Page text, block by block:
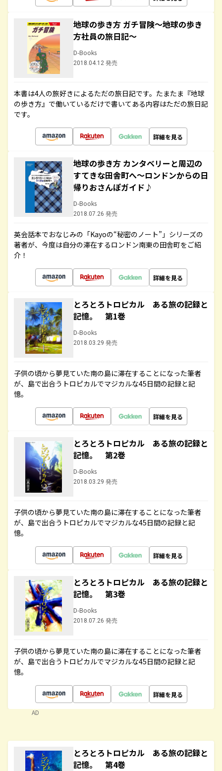
地球の歩き方 ガチ冒険～地球の歩き
方社員の旅日記～
D-Books
2018.04.12 発売
本書は4人の旅好きによるただの旅日記です。たまたま『地球
の歩き方』で働いているだけで書いてある内容はただの旅日記
です。
詳細を見る
地球の歩き方 カンタベリーと周辺の
すてきな田舎町へ～ロンドンからの日
帰りおさんぽガイド♪
D-Books
2018.07.26 発売
英会話本でおなじみの「Kayoの“秘密のノート”」シリーズの
著者が、今度は自分の滞在するロンドン南東の田舎町をご紹
介！
詳細を見る
とろとろトロピカル ある旅の記録と
記憶。 第1巻
D-Books
2018.03.29 発売
子供の頃から夢見ていた南の島に滞在することになった筆者
が、島で出合うトロピカルでマジカルな45日間の記録と記
憶。
詳細を見る
とろとろトロピカル ある旅の記録と
記憶。 第2巻
D-Books
2018.03.29 発売
子供の頃から夢見ていた南の島に滞在することになった筆者
が、島で出合うトロピカルでマジカルな45日間の記録と記
憶。
詳細を見る
とろとろトロピカル ある旅の記録と
記憶。 第3巻
D-Books
2018.07.26 発売
子供の頃から夢見ていた南の島に滞在することになった筆者
が、島で出合うトロピカルでマジカルな45日間の記録と記
憶。
詳細を見る
AD
とろとろトロピカル ある旅の記録と
記憶。 第4巻